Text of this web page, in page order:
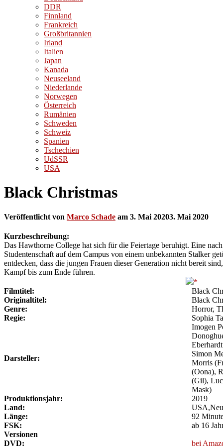
DDR
Finnland
Frankreich
Großbritannien
Irland
Italien
Japan
Kanada
Neuseeland
Niederlande
Norwegen
Österreich
Rumänien
Schweden
Schweiz
Spanien
Tschechien
UdSSR
USA
Black Christmas
Veröffentlicht von Marco Schade am 3. Mai 20203. Mai 2020
Kurzbeschreibung:
Das Hawthorne College hat sich für die Feiertage beruhigt. Eine
Studentenschaft auf dem Campus von einem unbekannten Stalker
entdecken, dass die jungen Frauen dieser Generation nicht bereit
Kampf bis zum Ende führen.
Filmtitel:
Black
Originaltitel:
Black
Genre:
Horror,
Regie:
Sophia
Darsteller:
Imogen
Simon
Morris
(Oona),
(Gil),
Mask)
Produktionsjahr:
2019
Land:
Länge:
92
FSK:
ab 16
Versionen
DVD:
bei